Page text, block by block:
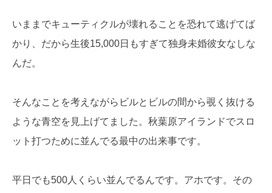
いままでキューティクルが壊れることを恐れて逃げてば
かり、だから生後15,000日もすぎて独身未婚彼女なしな
んだ。
そんなことを考えながらビルとビルの間から覗く抜ける
ような青空を見上げてました。秋葉原アイランドでスロ
ット打つために並んでる最中の出来事です。
平日でも500人くらい並んでるんです。アホです。その